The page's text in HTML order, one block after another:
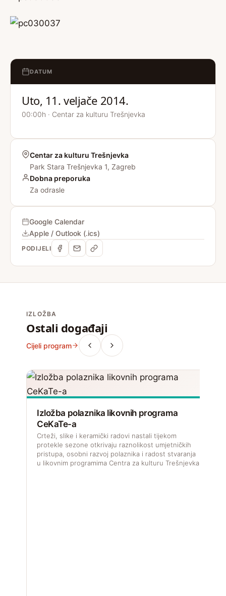
DATUM
Uto, 11. veljače 2014.
00:00h · Centar za kulturu Trešnjevka
Centar za kulturu Trešnjevka
Park Stara Trešnjevka 1, Zagreb
Dobna preporuka
Za odrasle
Google Calendar
Apple / Outlook (.ics)
PODIJELI
IZLOŽBA
Ostali događaji
Cijeli program
Izložba polaznika likovnih programa
CeKaTe-a
Crteži, slike i keramički radovi nastali tijekom
protekle sezone otkrivaju raznolikost umjetničkih
pristupa, osobni razvoj polaznika i radost stvaranja
u likovnim programima Centra za kulturu Trešnjevka.